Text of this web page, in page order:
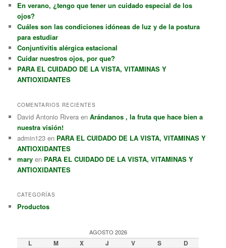
En verano, ¿tengo que tener un cuidado especial de los
ojos?
Cuáles son las condiciones idóneas de luz y de la postura
para estudiar
Conjuntivitis alérgica estacional
Cuidar nuestros ojos, por que?
PARA EL CUIDADO DE LA VISTA, VITAMINAS Y
ANTIOXIDANTES
COMENTARIOS RECIENTES
David Antonio Rivera enArándanos , la fruta que hace bien a
nuestra visión!
admin123 en PARA EL CUIDADO DE LA VISTA, VITAMINAS Y
ANTIOXIDANTES
mary en PARA EL CUIDADO DE LA VISTA, VITAMINAS Y
ANTIOXIDANTES
CATEGORÍAS
Productos
AGOSTO 2026
L M X J V S D